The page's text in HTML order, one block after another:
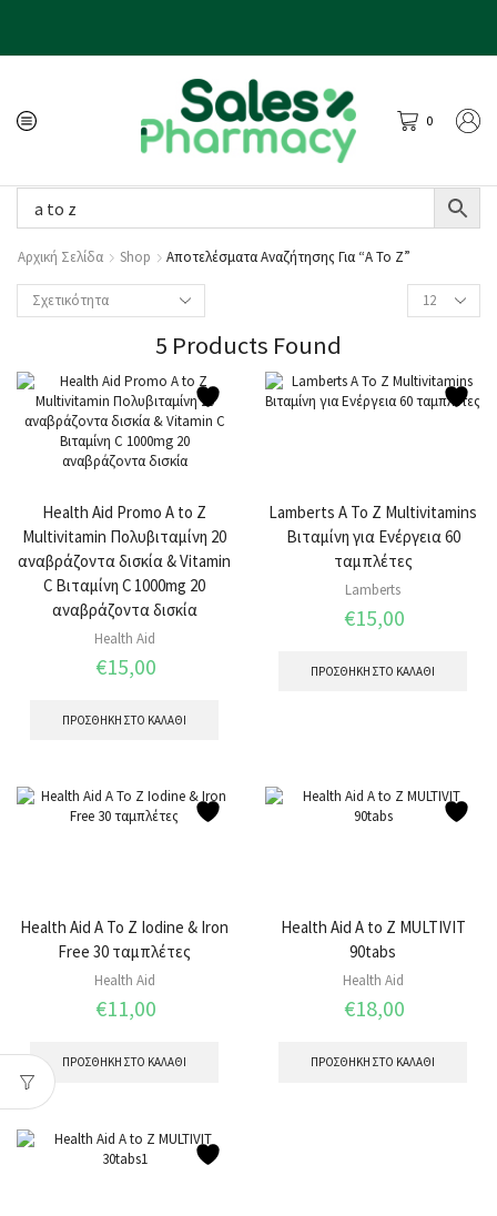
0
Αρχική Σελίδα Shop Αποτελέσματα Αναζήτησης Για “a To Z”
5 Products Found
Health Aid Promo A to Z
Multivitamin Πολυβιταμίνη 20
αναβράζοντα δισκία & Vitamin
C Βιταμίνη C 1000mg 20
αναβράζοντα δισκία
Health Aid
€15,00
ΠΡΟΣΘΉΚΗ ΣΤΟ ΚΑΛΆΘΙ
Lamberts A To Z Multivitamins
Βιταμίνη για Ενέργεια 60
ταμπλέτες
Lamberts
€15,00
ΠΡΟΣΘΉΚΗ ΣΤΟ ΚΑΛΆΘΙ
Health Aid A To Z Iodine & Iron
Free 30 ταμπλέτες
Health Aid
€11,00
ΠΡΟΣΘΉΚΗ ΣΤΟ ΚΑΛΆΘΙ
Health Aid Α to Ζ MULTIVIT
90tabs
Health Aid
€18,00
ΠΡΟΣΘΉΚΗ ΣΤΟ ΚΑΛΆΘΙ